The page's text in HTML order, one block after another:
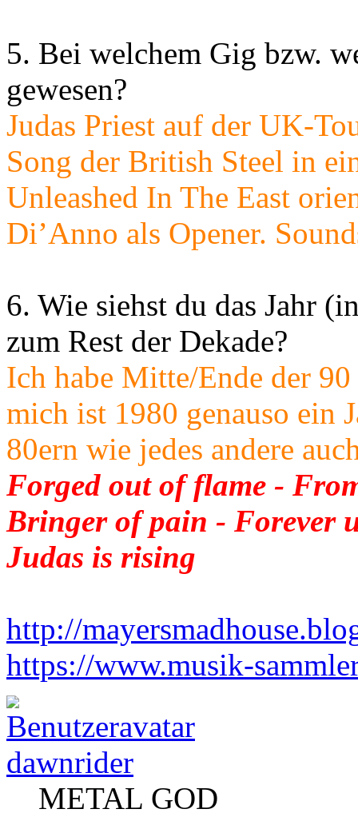
5. Bei welchem Gig bzw.
gewesen?
Judas Priest auf der UK-
Song der British Steel in
Unleashed In The East
Di’Anno als Opener.
6. Wie siehst du das Jahr
zum Rest der Dekade?
Ich habe Mitte/Ende der
mich ist 1980 genauso ein
80ern wie jedes andere
Forged out of flame -
Bringer of pain - Forever
Judas is rising
http://
https://www.musik-
dawnrider
METAL GOD